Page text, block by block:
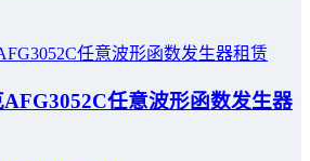
任意波形函数发生器